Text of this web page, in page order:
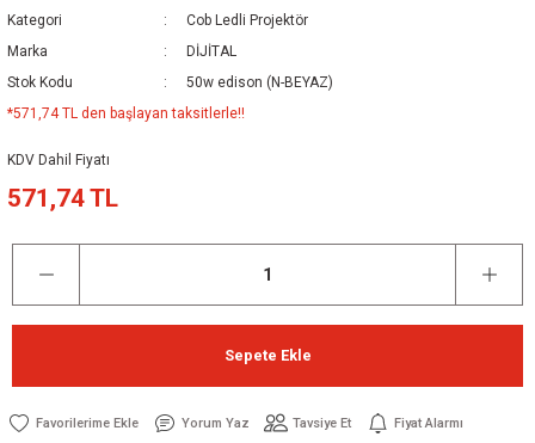
Kategori
Cob Ledli Projektör
Marka
DİJİTAL
Stok Kodu
50w edison (N-BEYAZ)
*571,74 TL den başlayan taksitlerle!!
KDV Dahil Fiyatı
571,74 TL
Sepete Ekle
Yorum Yaz Tavsiye Et Fiyat Alarmı